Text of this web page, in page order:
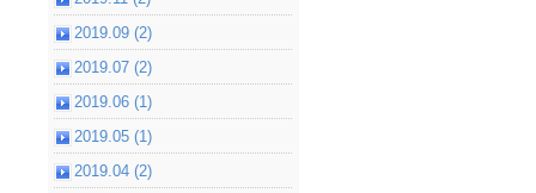
2019.09 (2)
2019.07 (2)
2019.06 (1)
2019.05 (1)
2019.04 (2)